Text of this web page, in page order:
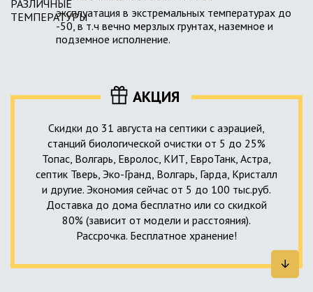
эксплуатация в экстремальных температурах до
-50, в т.ч вечно мерзлых грунтах, наземное и
подземное исполнение.
АКЦИЯ
Скидки до 31 августа на септики с аэрацией,
станций биологической очистки от 5 до 25%
Топас, Волгарь, Евролос, КИТ, ЕвроТанк, Астра,
септик Тверь, Эко-Гранд, Волгарь, Гарда, Кристалл
и другие. Экономия сейчас от 5 до 100 тыс.руб.
Доставка до дома бесплатно или со скидкой
80% (зависит от модели и расстояния).
Рассрочка. Бесплатное хранение!